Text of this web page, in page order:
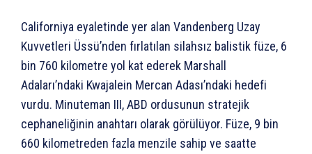
Californiya eyaletinde yer alan Vandenberg Uzay
Kuvvetleri Üssü’nden fırlatılan silahsız balistik füze, 6
bin 760 kilometre yol kat ederek Marshall
Adaları’ndaki Kwajalein Mercan Adası’ndaki hedefi
vurdu. Minuteman III, ABD ordusunun stratejik
cephaneliğinin anahtarı olarak görülüyor. Füze, 9 bin
660 kilometreden fazla menzile sahip ve saatte